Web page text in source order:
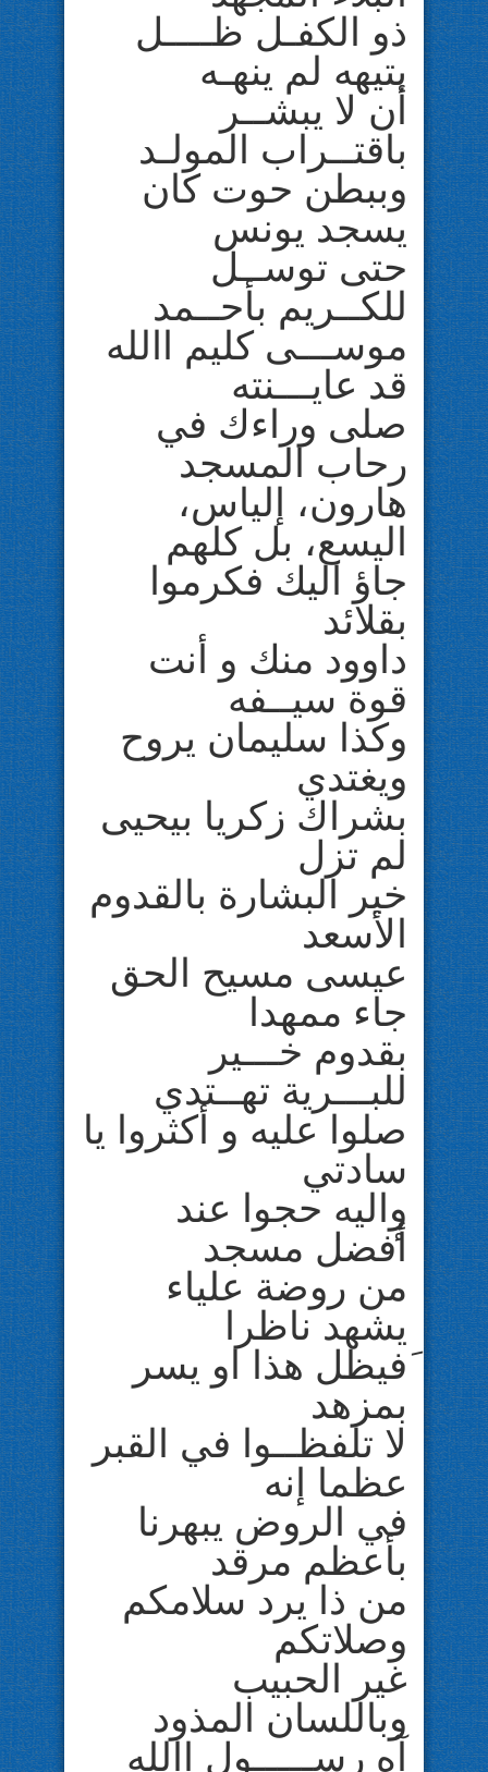
ذو الكفـل ظــــل
بتيهه لم ينهـه
أن لا يبشــر
باقتــراب المولـد
وببطن حوت كان
يسجد يونس
حتى توســل
للكــريم بأحــمد
موســـى كليم االله
قد عايـــنته
صلى وراءك في
رحاب المسجد
هارون، إلياس،
اليسع، بل كلهم
جاؤ اليك فكرموا
بقلائد
داوود منك و أنت
قوة سيــفه
وكذا سليمان يروح
ويغتدي
بشراك زكريا بيحيى
لم تزل
خير البشارة بالقدوم
الأسعد
عيسى مسيح الحق
جاء ممهدا
بقدوم خـــير
للبـــرية تهــتدي
صلوا عليه و أكثروا يا
سادتي
وٕاليه حجوا عند
أفضل مسجد
من روضة علياء
يشهد ناظرا
َفيظل هذا او يسر
بمزهد
لا تلفظــوا في القبر
عظما إنه
في الروض يبهرنا
بأعظم مرقد
من ذا يرد سلامكم
وصلاتكم
غير الحبيب
وباللسان المذود
آه رســـــول االله